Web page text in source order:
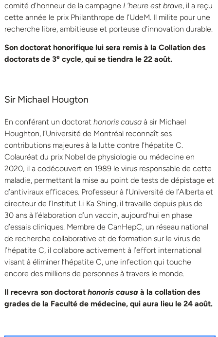
comité d’honneur de la campagne L’heure est brave, il a reçu
cette année le prix Philanthrope de l’UdeM. Il milite pour une
recherche libre, ambitieuse et porteuse d’innovation durable.
Son doctorat honorifique lui sera remis à la Collation des
doctorats de 3e cycle, qui se tiendra le 22 août.
Sir Michael Hougton
En conférant un doctorat honoris causa à sir Michael
Houghton, l’Université de Montréal reconnaît ses
contributions majeures à la lutte contre l’hépatite C.
Colauréat du prix Nobel de physiologie ou médecine en
2020, il a codécouvert en 1989 le virus responsable de cette
maladie, permettant la mise au point de tests de dépistage et
d’antiviraux efficaces. Professeur à l’Université de l’Alberta et
directeur de l’Institut Li Ka Shing, il travaille depuis plus de
30 ans à l’élaboration d’un vaccin, aujourd’hui en phase
d’essais cliniques. Membre de CanHepC, un réseau national
de recherche collaborative et de formation sur le virus de
l’hépatite C, il collabore activement à l’effort international
visant à éliminer l’hépatite C, une infection qui touche
encore des millions de personnes à travers le monde.
Il recevra son doctorat honoris causa à la collation des
grades de la Faculté de médecine, qui aura lieu le 24 août.